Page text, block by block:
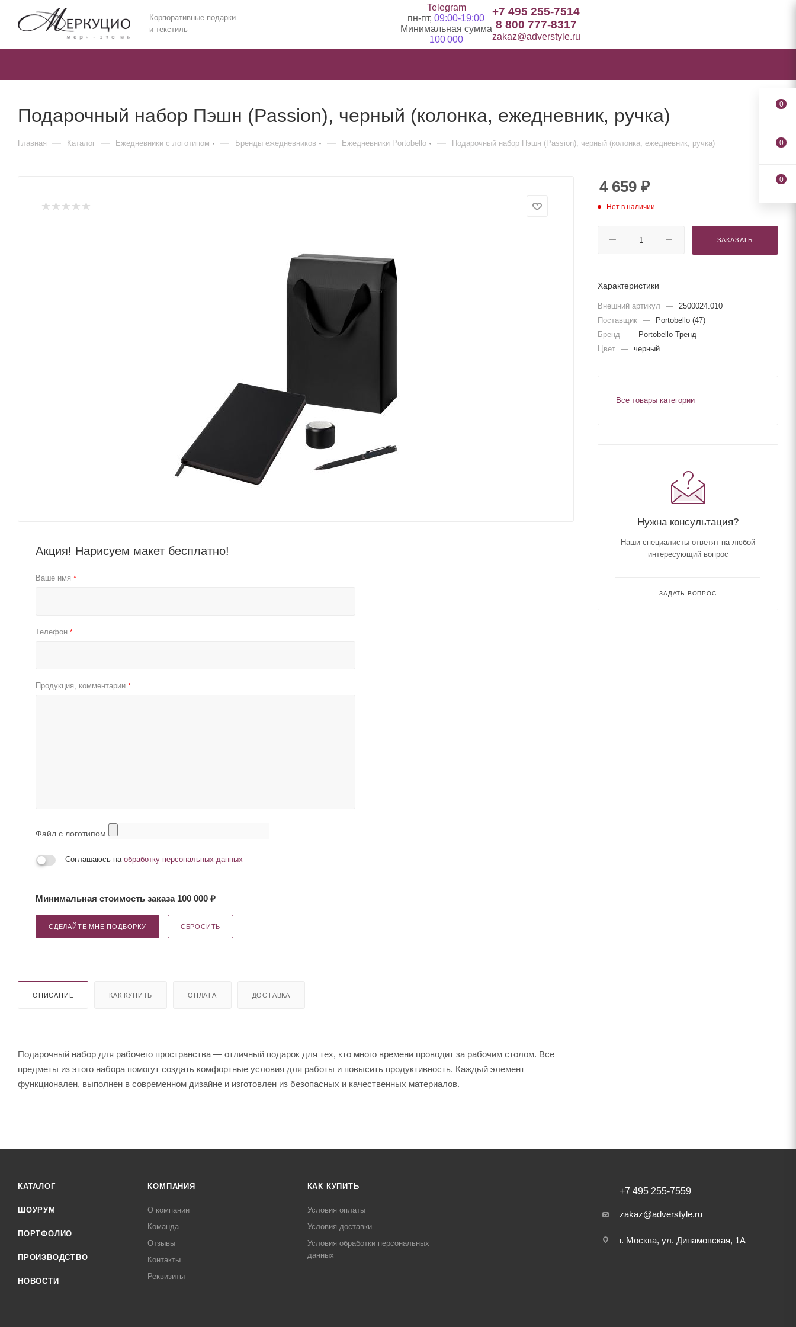
Корпоративные подарки
и текстиль
Telegram
пн-пт, 09:00-19:00
Минимальная сумма
100 000
+7 495 255-7514
8 800 777-8317
zakaz@adverstyle.ru
Подарочный набор Пэшн (Passion), черный (колонка, ежедневник, ручка)
Главная — Каталог — Ежедневники c логотипом — Бренды ежедневников — Ежедневники Portobello — Подарочный набор Пэшн (Passion), черный (колонка, ежедневник, ручка)
Акция! Нарисуем макет бесплатно!
Ваше имя *
Телефон *
Продукция, комментарии *
Файл с логотипом
Соглашаюсь на обработку персональных данных
Минимальная стоимость заказа 100 000 ₽
СДЕЛАЙТЕ МНЕ ПОДБОРКУ СБРОСИТЬ
ОПИСАНИЕ КАК КУПИТЬ ОПЛАТА ДОСТАВКА
Подарочный набор для рабочего пространства — отличный подарок для тех, кто много времени проводит за рабочим столом. Все
предметы из этого набора помогут создать комфортные условия для работы и повысить продуктивность. Каждый элемент
функционален, выполнен в современном дизайне и изготовлен из безопасных и качественных материалов.
4 659 ₽
Нет в наличии
ЗАКАЗАТЬ
Характеристики
Внешний артикул —
2500024.010
Поставщик —
Portobello (47)
Бренд
—
Portobello Тренд
Цвет — черный
Все товары категории
Нужна консультация?
Наши специалисты ответят на любой
интересующий вопрос
ЗАДАТЬ ВОПРОС
КАТАЛОГ
ШОУРУМ
ПОРТФОЛИО
ПРОИЗВОДСТВО
НОВОСТИ
КОМПАНИЯ
О компании
Команда
Отзывы
Контакты
Реквизиты
КАК КУПИТЬ
Условия оплаты
Условия доставки
Условия обработки персональных
данных
+7 495 255-7559
zakaz@adverstyle.ru
г. Москва, ул. Динамовская, 1А
0
0
0